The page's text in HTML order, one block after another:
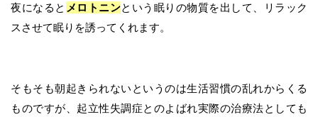
夜になると メロトニンという眠りの物質を出して、リラック
スさせて眠りを誘ってくれます。
そもそも朝起きられないというのは生活習慣の乱れからくる
ものですが、起立性失調症とのよばれ実際の治療法としても